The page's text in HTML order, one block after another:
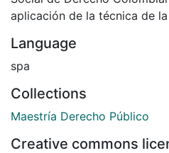
aplicación de la técnica de
Language
spa
Collections
Maestría Derecho Público
Creative commons